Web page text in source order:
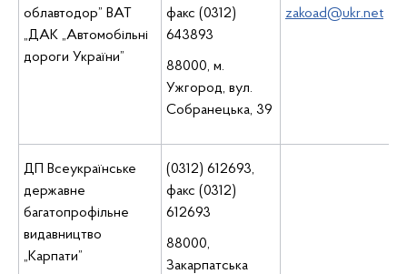
облавтодор” ВАТ
„ДАК „Автомобільні
дороги України”
факс (0312)
643893
88000, м.
Ужгород, вул.
Собранецька, 39
zakoad@ukr.net
ДП Всеукраїнське
державне
багатопрофільне
видавництво
„Карпати”
(0312) 612693,
факс (0312)
612693
88000,
Закарпатська